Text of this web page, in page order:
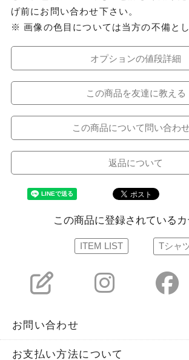
げ前にお問い合わせ下さい。
※ 画像の色目については当方の不備と
オプションの値段詳細
この商品を友達に教える
この商品について問い合わ
返品について
この商品に登録されているカ
ITEM LIST Tシャ
お問い合わせ
お支払い方法について